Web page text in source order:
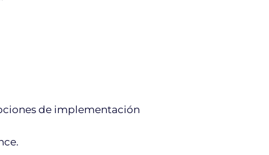
de implementación